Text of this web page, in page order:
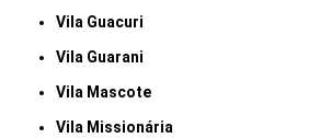
Vila Guacuri
Vila Guarani
Vila Mascote
Vila Missionária